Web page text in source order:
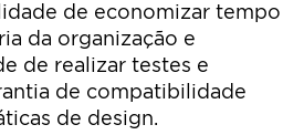
de economizar tempo
da organização e
de realizar testes e
de compatibilidade
de design.